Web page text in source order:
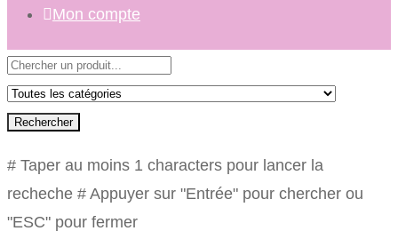
Mon compte
Rechercher
# Taper au moins 1 characters pour lancer la
recheche # Appuyer sur "Entrée" pour chercher ou
"ESC" pour fermer